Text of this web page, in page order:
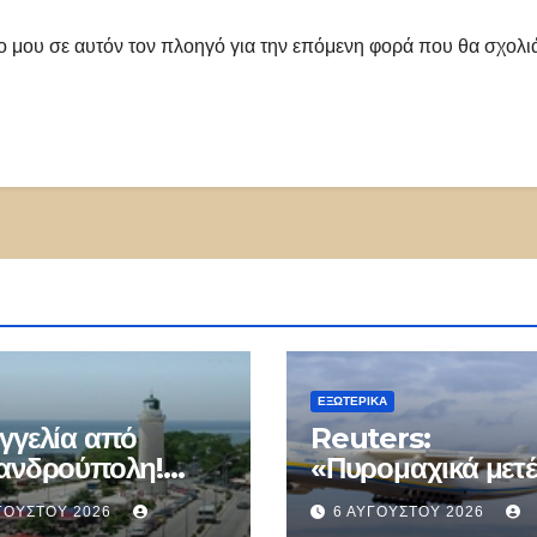
μου σε αυτόν τον πλοηγό για την επόμενη φορά που θα
από
αστυνομικός
ταυτότητα και
2026
ΕΞΩΤΕΡΙΚΑ
Reuters:
«Πυρομαχικά
το ουκρανικό
Antonov δίπλα
6 ΑΥΓΟΎΣΤΟΥ 2026